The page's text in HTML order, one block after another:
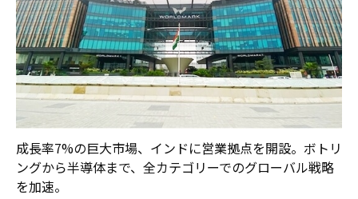
成長率7%の巨大市場、インドに営業拠点を開設。ボトリ
ングから半導体まで、全カテゴリーでのグローバル戦略
を加速。